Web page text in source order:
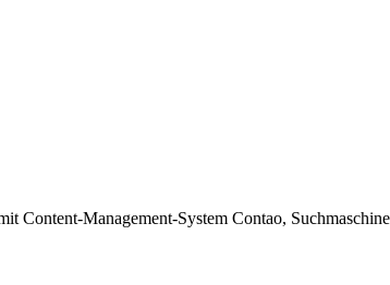
Content-Management-System Contao,